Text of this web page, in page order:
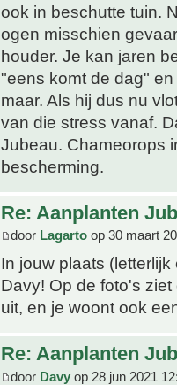
ook in beschutte tuin.
ogen misschien
houder. Je kan jaren
"eens komt de dag"
maar. Als hij dus nu
van die stress vanaf.
Jubeau. Chameorops
bescherming.
Re: Aanplanten
door Lagarto op 30 maart
In jouw plaats
Davy! Op de foto's
uit, en je woont ook
Re: Aanplanten
door Davy op 28 jun 2021